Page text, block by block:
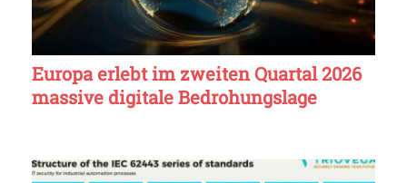
Europa erlebt im zweiten Quartal 2026
massive digitale Bedrohungslage